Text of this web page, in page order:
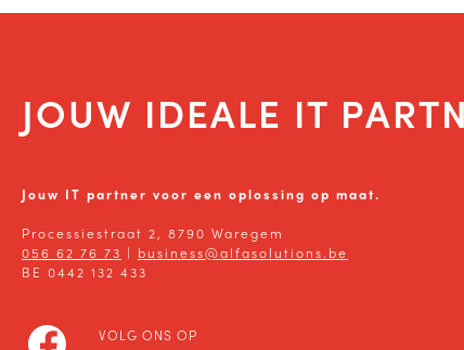
JOUW IDEALE IT
Jouw IT partner voor een oplossing op maat.
Processiestraat 2, 8790 Waregem
056 62 76 73 | business@alfasolutions.be
BE 0442 132 433
VOLG ONS OP